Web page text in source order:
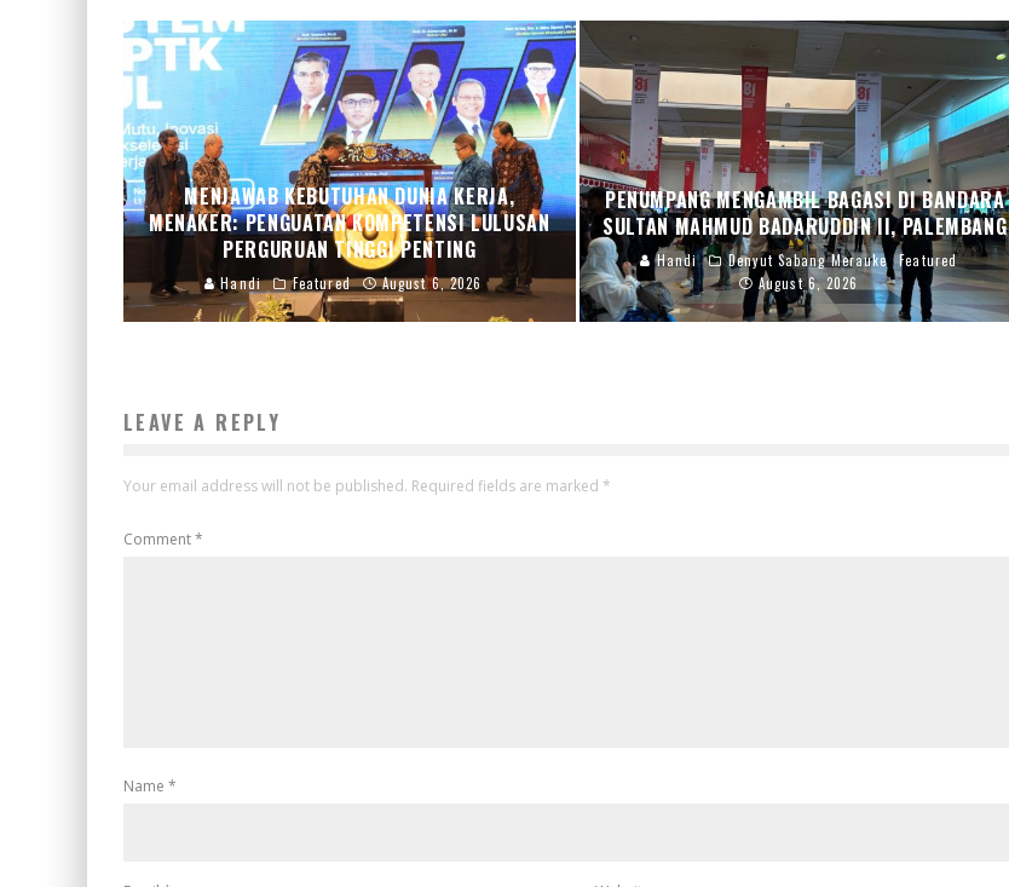
MENJAWAB KEBUTUHAN DUNIA KERJA,
MENAKER: PENGUATAN KOMPETENSI LULUSAN
PERGURUAN TINGGI PENTING
Handi Featured August 6, 2026
PENUMPANG MENGAMBIL BAGASI DI BANDARA
SULTAN MAHMUD BADARUDDIN II, PALEMBANG
Handi Denyut Sabang Merauke
Featured
August 6, 2026
LEAVE A REPLY
Your email address will not be published. Required fields are marked *
Comment*
Name *